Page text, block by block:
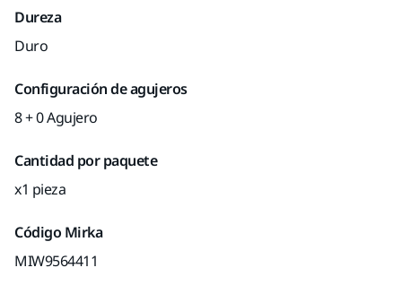
Dureza
Duro
Configuración de agujeros
8 + 0 Agujero
Cantidad por paquete
x1 pieza
Código Mirka
MIW9564411